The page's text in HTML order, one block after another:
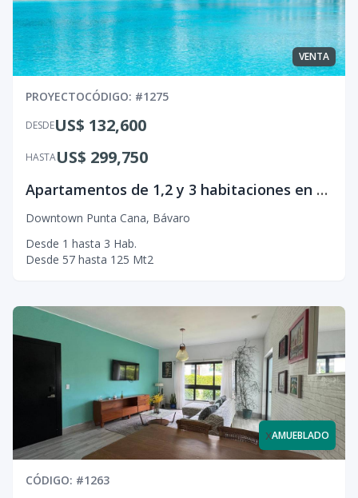
VENTA
PROYECTOCÓDIGO: #1275
DESDEUS$ 132,600
HASTAUS$ 299,750
Apartamentos de 1,2 y 3 habitaciones en DownTown Punta Cana
Downtown Punta Cana, Bávaro
Desde 1 hasta 3 Hab.
Desde 57 hasta 125 Mt2
xAMUEBLADO
CÓDIGO: #1263